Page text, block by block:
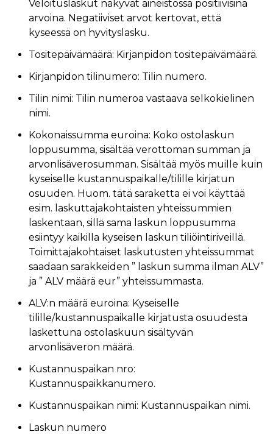
Veloituslaskut näkyvät aineistossa positiivisina
arvoina. Negatiiviset arvot kertovat, että
kyseessä on hyvityslasku.
Tositepäivämäärä: Kirjanpidon tositepäivämäärä.
Kirjanpidon tilinumero: Tilin numero.
Tilin nimi: Tilin numeroa vastaava selkokielinen
nimi.
Kokonaissumma euroina: Koko ostolaskun
loppusumma, sisältää verottoman summan ja
arvonlisäverosumman. Sisältää myös muille kuin
kyseiselle kustannuspaikalle/tilille kirjatun
osuuden. Huom. tätä saraketta ei voi käyttää
esim. laskuttajakohtaisten yhteissummien
laskentaan, sillä sama laskun loppusumma
esiintyy kaikilla kyseisen laskun tiliöintiriveillä.
Toimittajakohtaiset laskutusten yhteissummat
saadaan sarakkeiden ” laskun summa ilman ALV”
ja ” ALV määrä eur” yhteissummasta.
ALV:n määrä euroina: Kyseiselle
tilille/kustannuspaikalle kirjatusta osuudesta
laskettuna ostolaskuun sisältyvän
arvonlisäveron määrä.
Kustannuspaikan nro:
Kustannuspaikkanumero.
Kustannuspaikan nimi: Kustannuspaikan nimi.
Laskun numero